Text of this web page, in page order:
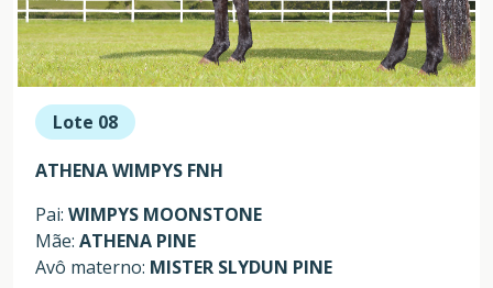
Lote 08
ATHENA WIMPYS FNH
Pai: WIMPYS MOONSTONE
Mãe: ATHENA PINE
Avô materno: MISTER SLYDUN PINE